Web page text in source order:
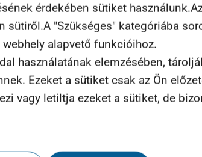
érdekében sütiket
"Szükséges" kategóriába
alapvető funkcióihoz.
használatának elemzésében,
Ezeket a sütiket csak az Ön
vagy letiltja ezeket a sütiket, de
20%-os kedvezmény